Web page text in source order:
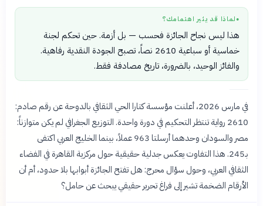
● لماذا قد يثير اهتمامك؟
هذا ليس نجاح الجائزة فحسب — بل أزمة. حين تحكم لجنة
خماسية أو سباعية 2610 نصاً، تصبح الجودة النقدية رفاهية.
والفائز الوحيد، بالضرورة، تاريخ مصادفة فقط.
في مارس 2026، أعلنت مؤسسة كتارا الحي الثقافي بالدوحة عن رقم صادم:
2610 رواية تنتظر التحكيم في دورة واحدة. التوزيع الجغرافي لم يكن متوازناً:
مصر والسودان وحدهما أرسلتا 963 عملاً، بينما الخليج العربي اكتفى
بـ245. هذا التفاوت يعكس جدلية حقيقية حول مركزية القاهرة في الفضاء
الثقافي العربي، وحول سؤال محرج: هل تفتح الجائزة أبوابها بلا حدود، أم أن
الأرقام الضخمة تشير إلى فراغ تحرير حقيقي يبحث عن حامل؟